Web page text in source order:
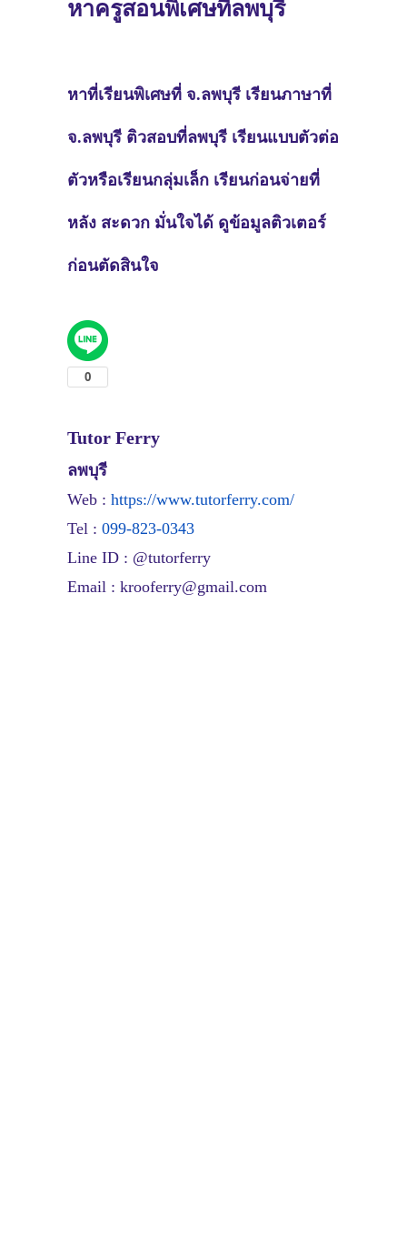
หาครูสอนพิเศษที่ลพบุรี
หาที่เรียนพิเศษที่ จ.ลพบุรี เรียนภาษาที่
จ.ลพบุรี ติวสอบที่ลพบุรี เรียนแบบตัวต่อ
ตัวหรือเรียนกลุ่มเล็ก เรียนก่อนจ่ายที่
หลัง สะดวก มั่นใจได้ ดูข้อมูลติวเตอร์
ก่อนตัดสินใจ
Tutor Ferry
ลพบุรี
Web : https://www.tutorferry.com/
Tel : 099-823-0343
Line ID : @tutorferry
Email : krooferry@gmail.com